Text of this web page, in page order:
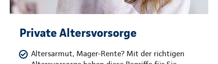
Private Altersvorsorge
Altersarmut, Mager-Rente? Mit der richtigen